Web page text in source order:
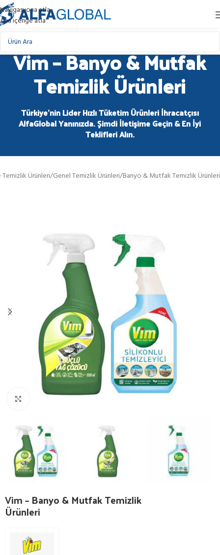
Navigasyona atla
Ana içeriğe atla
Vim – Banyo & Mutfak
Temizlik Ürünleri
Türkiye'nin Lider Hızlı Tüketim Ürünleri İhracatçısı
AlfaGlobal Yanınızda. Şimdi İletişime Geçin & En İyi
Teklifleri Alın.
Ürünleri/Genel Temizlik Ürünleri/Banyo & Mutfak Temizlik Ürünleri
Vim – Banyo & Mutfak Temizlik
Ürünleri